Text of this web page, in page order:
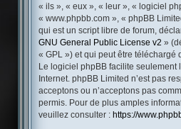
« ils », « eux », « leur », « logiciel
« www.phpbb.com », « phpBB
qui est un script libre de forum,
GNU General Public License v2 »
« GPL ») et qui peut être téléchargé
Le logiciel phpBB facilite seulement
Internet. phpBB Limited n’est pas
acceptons ou n’acceptons pas
permis. Pour de plus amples
veuillez consulter : https://